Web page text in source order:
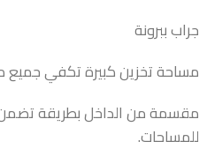
جراب ببرونة
مساحة تخزين كبيرة تكفي جميع
مقسمة من الداخل بطريقة
للمساحات.